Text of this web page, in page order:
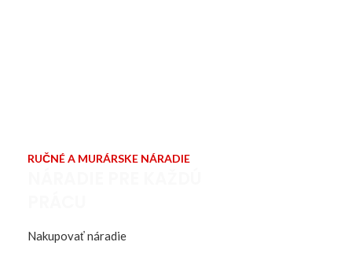
RUČNÉ A MURÁRSKE NÁRADIE
Nakupovať náradie